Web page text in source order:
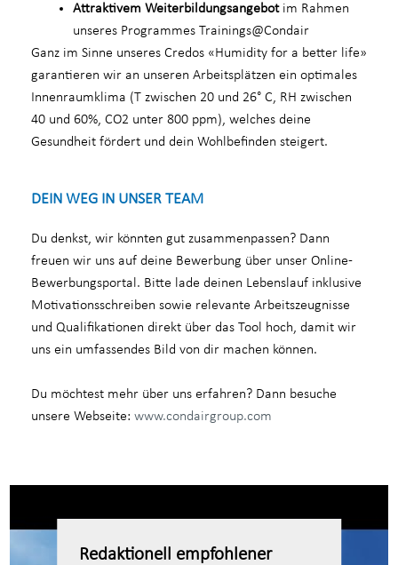
Attraktivem Weiterbildungsangebotim Rahmen
unseres Programmes Trainings@Condair
Ganz im Sinne unseres Credos «Humidity for a better life»
garantieren wir an unseren Arbeitsplätzen ein optimales
Innenraumklima (T zwischen 20 und 26° C, RH zwischen
40 und 60%, CO2 unter 800 ppm), welches deine
Gesundheit fördert und dein Wohlbefinden steigert.
DEIN WEG IN UNSER TEAM
Du denkst, wir könnten gut zusammenpassen? Dann
freuen wir uns auf deine Bewerbung über unser Online-
Bewerbungsportal. Bitte lade deinen Lebenslauf inklusive
Motivationsschreiben sowie relevante Arbeitszeugnisse
und Qualifikationen direkt über das Tool hoch, damit wir
uns ein umfassendes Bild von dir machen können.
Du möchtest mehr über uns erfahren? Dann besuche
unsere Webseite: www.condairgroup.com
Redaktionell empfohlener